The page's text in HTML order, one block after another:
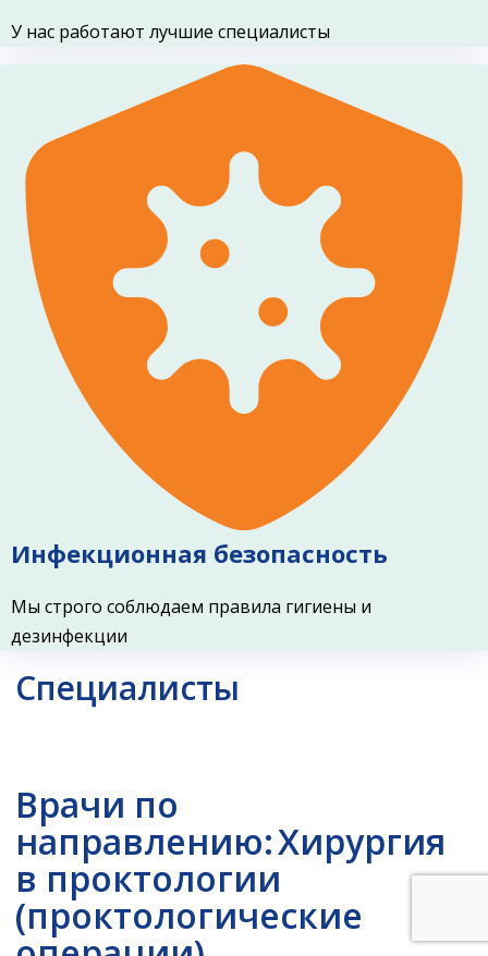
У нас работают лучшие специалисты
Инфекционная безопасность
Мы строго соблюдаем правила гигиены и
дезинфекции
Специалисты
Врачи по
направлению:Хирургия
в проктологии
(проктологические